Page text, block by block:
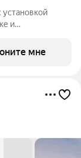
установкой
и
мне